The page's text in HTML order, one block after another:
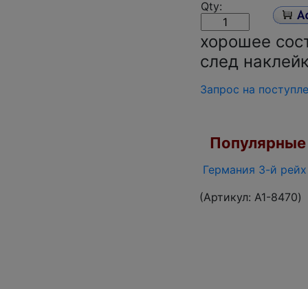
Qty:
хорошее
след
Запрос на
Германия 3-й
(Артикул: A1-8470)